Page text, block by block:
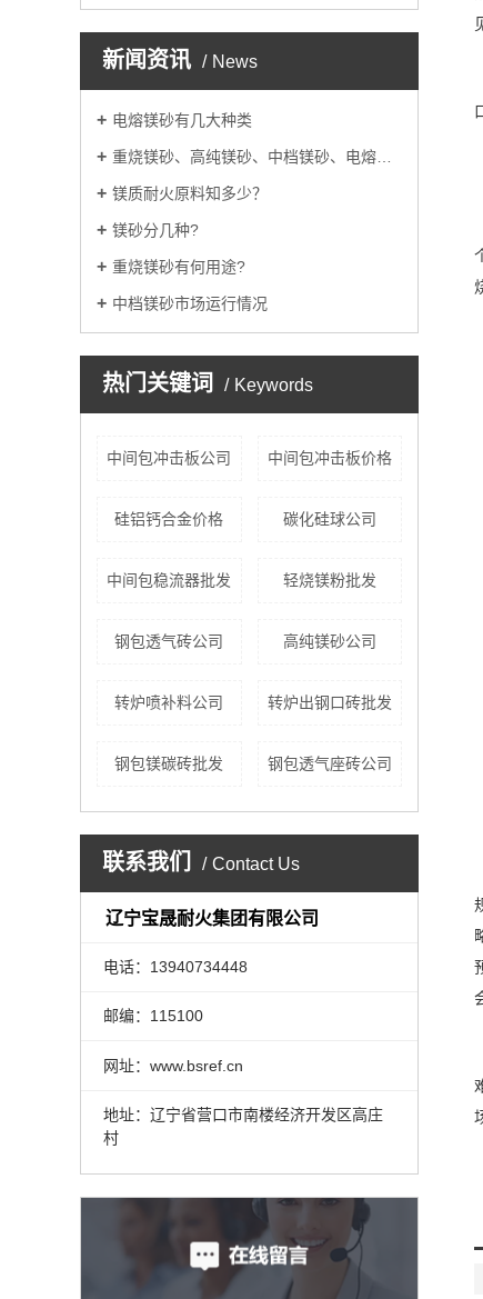
新闻资讯 News
电熔镁砂有几大种类
重烧镁砂、高纯镁砂、中档镁砂、电熔镁砂的用途
镁质耐火原料知多少？
镁砂分几种?
重烧镁砂有何用途?
中档镁砂市场运行情况
热门关键词 Keywords
中间包冲击板公司 中间包冲击板价格
硅铝钙合金价格 碳化硅球公司
中间包稳流器批发 轻烧镁粉批发
钢包透气砖公司 高纯镁砂公司
转炉喷补料公司 转炉出钢口砖批发
钢包镁碳砖批发 钢包透气座砖公司
联系我们 Contact Us
辽宁宝晟耐火集团有限公司
电话：13940734448
邮编：115100
网址：www.bsref.cn
地址：辽宁省营口市南楼经济开发区高庄
村